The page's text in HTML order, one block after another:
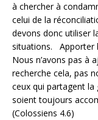
à chercher à
celui de la
devons donc utiliser
situations. Apporter
Nous n’avons pas à
recherche cela, pas
ceux qui partagent
soient toujours
(Colossiens 4.6)